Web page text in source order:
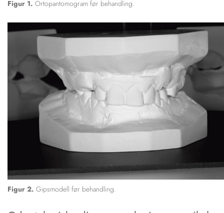
Figur 1. Ortopantomogram før behandling.
Figur 2. Gipsmodell før behandling.